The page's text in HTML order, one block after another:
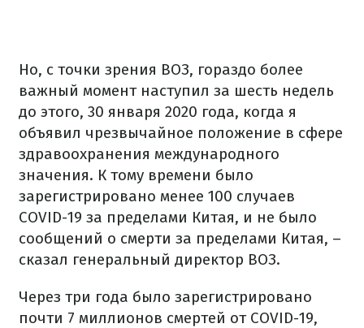
Но, с точки зрения ВОЗ, гораздо более
важный момент наступил за шесть недель
до этого, 30 января 2020 года, когда я
объявил чрезвычайное положение в сфере
здравоохранения международного
значения. К тому времени было
зарегистрировано менее 100 случаев
COVID-19 за пределами Китая, и не было
сообщений о смерти за пределами Китая, –
сказал генеральный директор ВОЗ.
Через три года было зарегистрировано
почти 7 миллионов смертей от COVID-19,